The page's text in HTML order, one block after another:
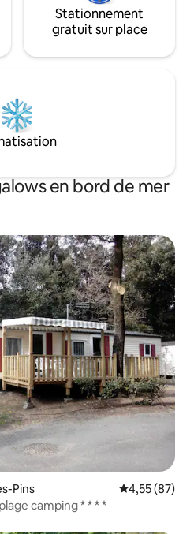
Stationnement
gratuit sur place
en bord de mer
Pins Évaluation
4,55 (87)
camping * * * *